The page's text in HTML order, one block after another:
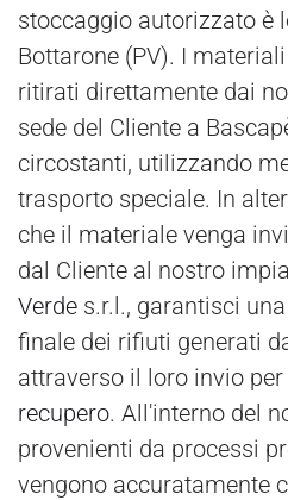
stoccaggio autorizzato è
Bottarone (PV). I
ritirati direttamente dai
sede del Cliente a
circostanti, utilizzando
trasporto speciale. In
che il materiale venga
dal Cliente al nostro
Verde s.r.l., garantisci
finale dei rifiuti generati
attraverso il loro invio
recupero. All'interno del
provenienti da processi
vengono accuratamente